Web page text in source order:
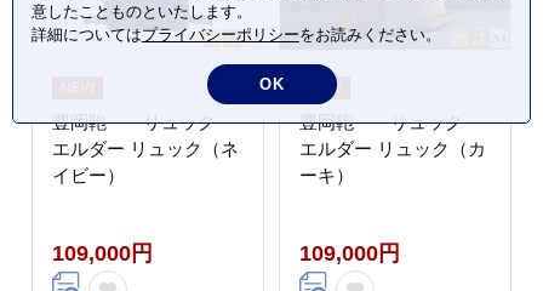
豊岡鞄 リュック
エルダー リュック（ネ
イビー）
109,000円
豊岡鞄 リュック
エルダー リュック（カ
ーキ）
109,000円
意したことものといたします。
詳細についてはプライバシーポリシーをお読みください。
OK